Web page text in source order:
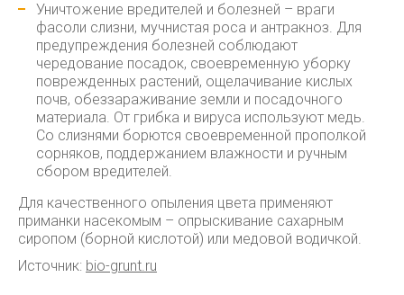
Уничтожение вредителей и болезней – враги
фасоли слизни, мучнистая роса и антракноз. Для
предупреждения болезней соблюдают
чередование посадок, своевременную уборку
поврежденных растений, ощелачивание кислых
почв, обеззараживание земли и посадочного
материала. От грибка и вируса используют медь.
Со слизнями борются своевременной прополкой
сорняков, поддержанием влажности и ручным
сбором вредителей.
Для качественного опыления цвета применяют
приманки насекомым – опрыскивание сахарным
сиропом (борной кислотой) или медовой водичкой.
Источник: bio-grunt.ru